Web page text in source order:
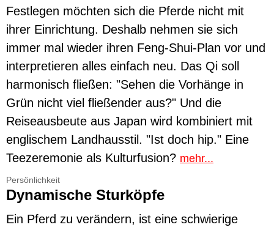
Festlegen möchten sich die Pferde nicht mit
ihrer Einrichtung. Deshalb nehmen sie sich
immer mal wieder ihren Feng-Shui-Plan vor und
interpretieren alles einfach neu. Das Qi soll
harmonisch fließen: "Sehen die Vorhänge in
Grün nicht viel fließender aus?" Und die
Reiseausbeute aus Japan wird kombiniert mit
englischem Landhausstil. "Ist doch hip." Eine
Teezeremonie als Kulturfusion? mehr...
Persönlichkeit
Dynamische Sturköpfe
Ein Pferd zu verändern, ist eine schwierige